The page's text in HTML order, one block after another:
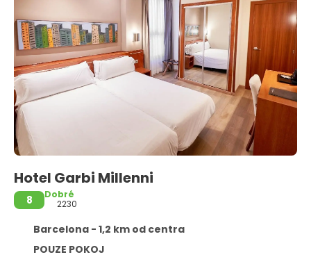
Hotel Garbi Millenni
8
Dobré
2230
Barcelona - 1,2 km od centra
POUZE POKOJ